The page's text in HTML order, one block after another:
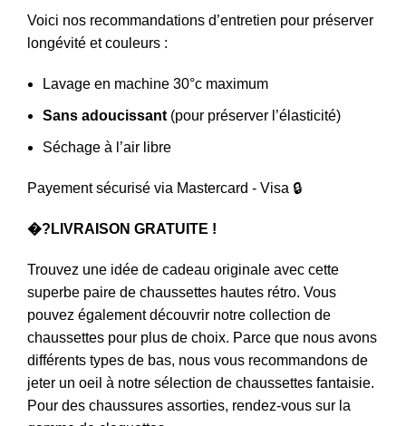
Voici nos recommandations d’entretien pour préserver
longévité et couleurs :
Lavage en machine 30°c maximum
Sans adoucissant (pour préserver l’élasticité)
Séchage à l’air libre
Payement sécurisé via Mastercard - Visa 🔒
�?LIVRAISON GRATUITE !
Trouvez une idée de cadeau originale avec cette
superbe paire de chaussettes hautes rétro. Vous
pouvez également découvrir notre collection de
chaussettes pour plus de choix. Parce que nous avons
différents types de bas, nous vous recommandons de
jeter un oeil à notre sélection de chaussettes fantaisie.
Pour des chaussures assorties, rendez-vous sur la